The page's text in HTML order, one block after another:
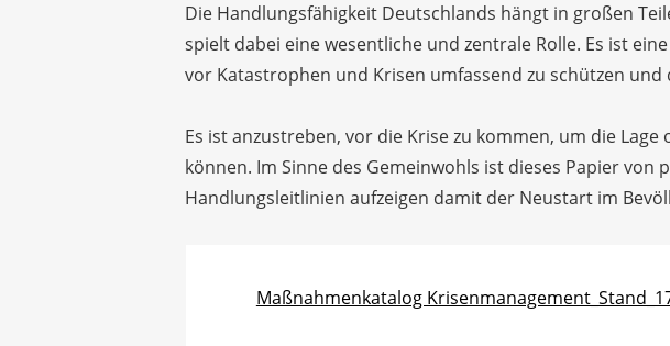
Die Handlungsfähigkeit Deutschlands hängt in großen
spielt dabei eine wesentliche und zentrale Rolle. Es ist
vor Katastrophen und Krisen umfassend zu schützen
Es ist anzustreben, vor die Krise zu kommen, um die
können. Im Sinne des Gemeinwohls ist dieses Papier
Handlungsleitlinien aufzeigen damit der Neustart im
Maßnahmenkatalog